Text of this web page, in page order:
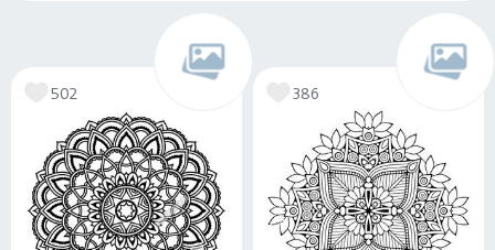
502 386